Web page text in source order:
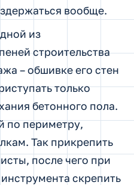
вообще.
из
строительства
– обшивке его стен
только
бетонного пола.
по периметру,
Так прикрепить
после чего при
скрепить